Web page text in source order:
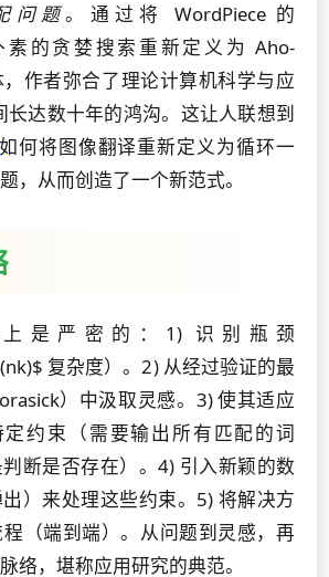
问题。通过将 WordPiece 的
素的贪婪搜索重新定义为 Aho-
作者弥合了理论计算机科学与应
长达数十年的鸿沟。这让人联想到
如何将图像翻译重新定义为循环一
，从而创造了一个新范式。
是严密的：1) 识别瓶颈
复杂度）。2) 从经过验证的最
）中汲取灵感。3) 使其适应
定约束（需要输出所有匹配的词
断是否存在）。4) 引入新颖的数
）来处理这些约束。5) 将解决方
（端到端）。从问题到灵感，再
络，堪称应用研究的典范。